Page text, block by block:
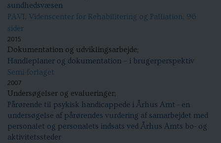
sundhedsvæsen
PAVI, Videnscenter for Rehabilitering og Palliation, 96
sider
2015
Dokumentation og udviklingsarbejde;
Handleplaner og dokumentation – i brugerperspektiv
Semi-forlaget
2007
Undersøgelser og evalueringer;
Pårørende til psykisk handicappede i Århus Amt - en
undersøgelse af pårørendes vurdering af samarbejdet med
personalet og personalets indsats ved Århus Amts bo- og
aktivitetssteder